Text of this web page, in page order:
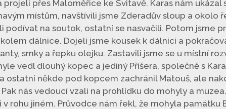
přes Maloměřice ke Svitavě. Karas nám ukázal
místům, navštívili jsme Zderadův sloup a okolo
podívat na soutok, ostatní se nasvačili. Potom jsme
dálnice. Dojeli jsme kousek k dálnici a
srnky a řepku olejku. Zastavili jsme se u místní
vedl dlouhý kopec a jediný Příšera, společně s
ostatní někde pod kopcem zachránil Matouš, ale
nás vedoucí vzali na prohlídku do mohyly a
rohu jiném. Průvodce nám řekl, že mohyla památku